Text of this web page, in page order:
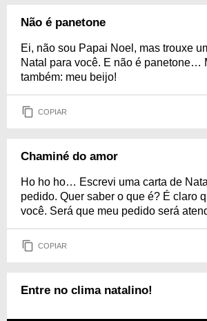
Não é panetone
Ei, não sou Papai Noel, mas trouxe
Natal para você. E não é panetone…
também: meu beijo!
COPIAR
Chaminé do amor
Ho ho ho… Escrevi uma carta de
pedido. Quer saber o que é? É claro
você. Será que meu pedido será
COPIAR
Entre no clima natalino!